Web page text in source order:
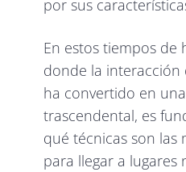
por sus
En estos tiempos de
donde la interacción
ha convertido en
trascendental, es
qué técnicas son las
para llegar a lugares